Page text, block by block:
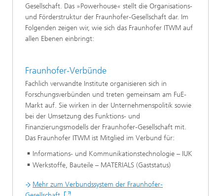
Gesellschaft. Das »Powerhouse« stellt die Organisations-
und Förderstruktur der Fraunhofer-Gesellschaft dar. Im
Folgenden zeigen wir, wie sich das Fraunhofer ITWM auf
allen Ebenen einbringt:
Fraunhofer-Verbünde
Fachlich verwandte Institute organisieren sich in
Forschungsverbünden und treten gemeinsam am FuE-
Markt auf. Sie wirken in der Unternehmenspolitik sowie
bei der Umsetzung des Funktions- und
Finanzierungsmodells der Fraunhofer-Gesellschaft mit.
Das Fraunhofer ITWM ist Mitglied im Verbund für:
Informations- und Kommunikationstechnologie – IUK
Werkstoffe, Bauteile – MATERIALS (Gaststatus)
Mehr zum Verbundssystem der Fraunhofer-